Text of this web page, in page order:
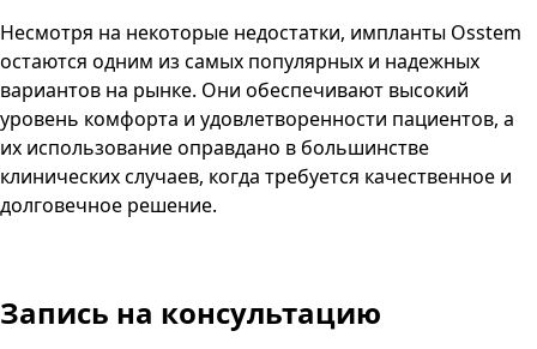
Несмотря на некоторые недостатки, импланты Osstem
остаются одним из самых популярных и надежных
вариантов на рынке. Они обеспечивают высокий
уровень комфорта и удовлетворенности пациентов, а
их использование оправдано в большинстве
клинических случаев, когда требуется качественное и
долговечное решение.
Запись на консультацию